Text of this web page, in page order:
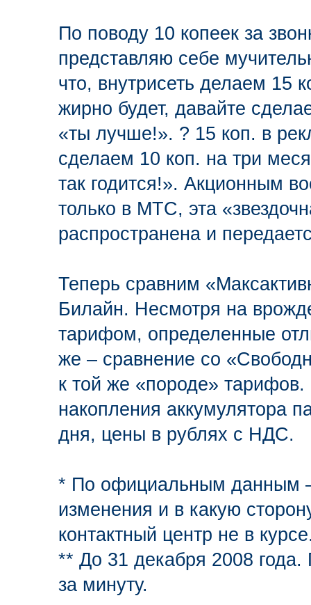
По поводу 10 копеек за
представляю себе
что, внутрисеть делаем 15
жирно будет, давайте
«ты лучше!». ? 15 коп. в
сделаем 10 коп. на три
так годится!». Акционным
только в МТС, эта
распространена и
Теперь сравним
Билайн. Несмотря на
тарифом, определенные
же – сравнение со
к той же «породе»
накопления аккумулятора
дня, цены в рублях с НДС.
* По официальным данным
изменения и в какую
контактный центр не в
** До 31 декабря 2008
за минуту.